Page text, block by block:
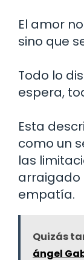
El amor
sino que
Todo lo
espera,
Esta
como un
las
arraigado
empatía.
Quizás
ángel